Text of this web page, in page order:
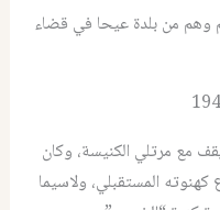
وهم من بلدة عيحا في قضاء
مع مرتلي الكنيسة، وكان
كهنوته المستقبلي، ولاسيما